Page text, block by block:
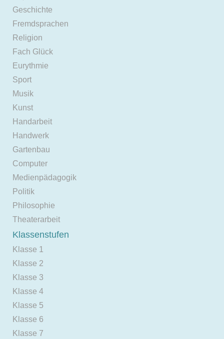
Geschichte
Fremdsprachen
Religion
Fach Glück
Eurythmie
Sport
Musik
Kunst
Handarbeit
Handwerk
Gartenbau
Computer
Medienpädagogik
Politik
Philosophie
Theaterarbeit
Klassenstufen
Klasse 1
Klasse 2
Klasse 3
Klasse 4
Klasse 5
Klasse 6
Klasse 7